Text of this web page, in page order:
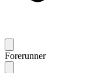
Forerunner